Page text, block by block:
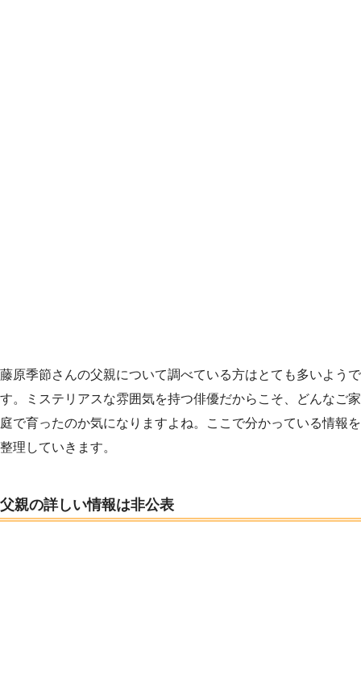
藤原季節さんの父親について調べている方はとても多いようで
す。ミステリアスな雰囲気を持つ俳優だからこそ、どんなご家
庭で育ったのか気になりますよね。ここで分かっている情報を
整理していきます。
父親の詳しい情報は非公表